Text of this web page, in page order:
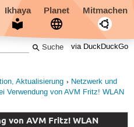
Ikhaya Planet Mitmachen
via DuckDuckGo
Aktualisierung
Netzwerk und
Verwendung von AVM Fritz! WLAN
von AVM Fritz! WLAN